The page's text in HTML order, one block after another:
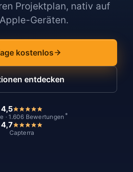
Projektplan, nativ auf
Geräten.
kostenlos
entdecken
4,5
· 1.606 Bewertungen *
4,7
Capterra